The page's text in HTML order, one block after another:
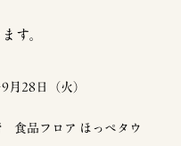
す。
28日（火）
食品フロア ほっぺタウ